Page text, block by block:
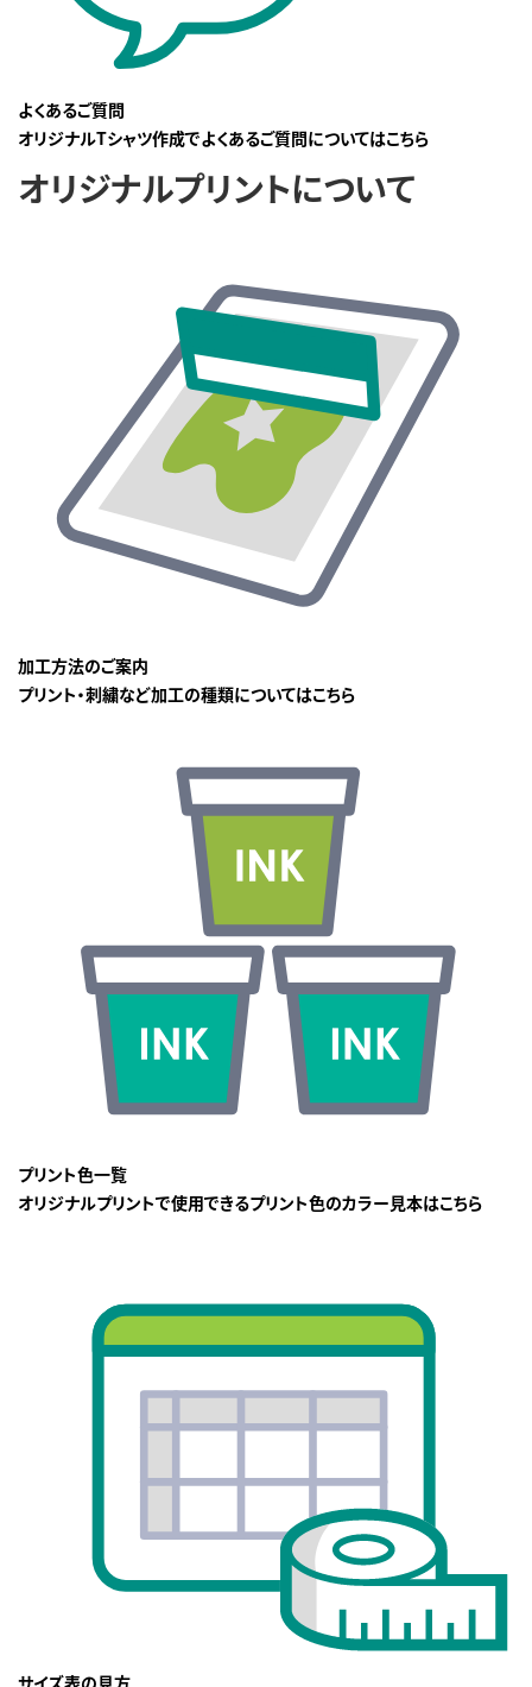
よくあるご質問
オリジナルTシャツ作成でよくあるご質問についてはこちら
オリジナルプリントについて
加工方法のご案内
プリント・刺繍など加工の種類についてはこちら
プリント色一覧
オリジナルプリントで使用できるプリント色のカラー見本はこちら